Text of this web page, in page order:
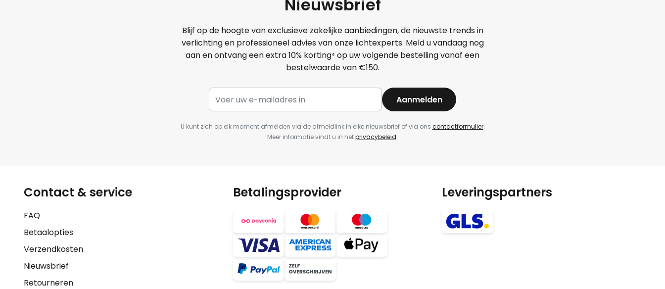
Nieuwsbrief
Blijf op de hoogte van exclusieve zakelijke aanbiedingen, de nieuwste trends in
verlichting en professioneel advies van onze lichtexperts. Meld u vandaag nog
aan en ontvang een extra10% korting⁴ op uw volgende bestelling vanaf een
bestelwaarde van €150.
Aanmelden
U kunt zich op elk moment afmelden via de afmeldlink in elke nieuwsbrief of via ons contactformulier.
Meer informatie vindt u in hetprivacybeleid.
Contact & service
FAQ
Betaalopties
Verzendkosten
Nieuwsbrief
Retourneren
Betalingsprovider Leveringspartners